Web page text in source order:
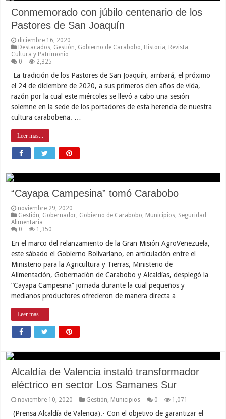
Conmemorado con júbilo centenario de los
Pastores de San Joaquín
diciembre 16, 2020
Destacados Gestión Gobierno de Carabobo Historia Revista
Cultura y Patrimonio
0
2,325
La tradición de los Pastores de San Joaquín, arribará, el próximo
el 24 de diciembre de 2020, a sus primeros cien años de vida,
razón por la cual este miércoles se llevó a cabo una sesión
solemne en la sede de los portadores de esta herencia de nuestra
cultura carabobeña. …
Leer mas...
“Cayapa Campesina” tomó Carabobo
noviembre 29, 2020
Gestión Gobernador Gobierno de Carabobo Municipios Seguridad
Alimentaria
0
1,350
En el marco del relanzamiento de la Gran Misión AgroVenezuela,
este sábado el Gobierno Bolivariano, en articulación entre el
Ministerio para la Agricultura y Tierras, Ministerio de
Alimentación, Gobernación de Carabobo y Alcaldías, desplegó la
“Cayapa Campesina” jornada durante la cual pequeños y
medianos productores ofrecieron de manera directa a …
Leer mas...
Alcaldía de Valencia instaló transformador
eléctrico en sector Los Samanes Sur
noviembre 10, 2020 Gestión Municipios 0 1,071
(Prensa Alcaldía de Valencia).- Con el objetivo de garantizar el